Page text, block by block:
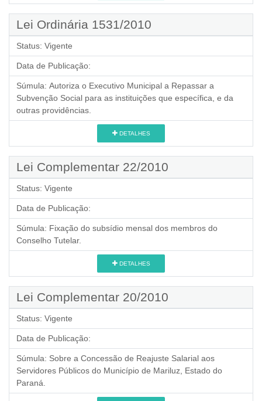
Lei Ordinária 1531/2010
Status: Vigente
Data de Publicação:
Súmula: Autoriza o Executivo Municipal a Repassar a
Subvenção Social para as instituições que específica, e da
outras providências.
DETALHES
Lei Complementar 22/2010
Status: Vigente
Data de Publicação:
Súmula: Fixação do subsídio mensal dos membros do
Conselho Tutelar.
DETALHES
Lei Complementar 20/2010
Status: Vigente
Data de Publicação:
Súmula: Sobre a Concessão de Reajuste Salarial aos
Servidores Públicos do Município de Mariluz, Estado do
Paraná.